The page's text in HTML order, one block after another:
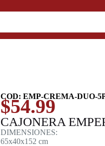
COD: EMP-CREMA-DUO-
$54.99
CAJONERA
DIMENSIONES:
65x40x152 cm